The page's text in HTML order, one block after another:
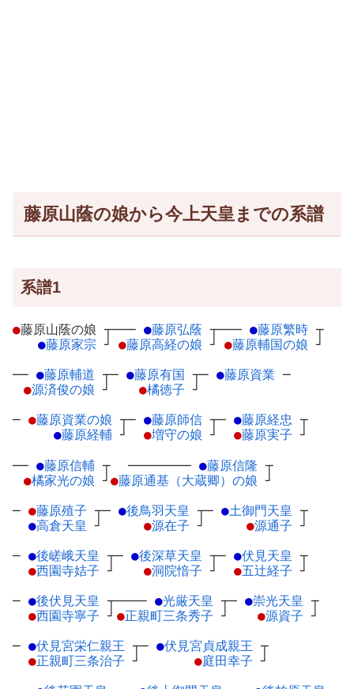
藤原山蔭の娘から今上天皇までの系譜
系譜1
●藤原山蔭の娘 ┬
●藤原家宗 ┘
─── ●藤原弘蔭 ┬
●藤原高経の娘 ┘
─── ●藤原繁時 ┬
●藤原輔国の娘 ┘
── ●藤原輔道 ┬
●源済俊の娘 ┘
─ ●藤原有国 ┬
●橘徳子 ┘
─ ●藤原資業 ─
─ ●藤原資業の娘 ┬
●藤原経輔 ┘
─ ●藤原師信 ┬
●増守の娘 ┘
─ ●藤原経忠 ┬
●藤原実子 ┘
── ●藤原信輔 ┬
●橘家光の娘 ┘
──────── ●藤原信隆 ┬
●藤原通基（大蔵卿）の娘 ┘
─ ●藤原殖子 ┬
●高倉天皇 ┘
─ ●後鳥羽天皇 ┬
●源在子 ┘
─ ●土御門天皇 ┬
●源通子 ┘
─ ●後嵯峨天皇 ┬
●西園寺姞子 ┘
─ ●後深草天皇 ┬
●洞院愔子 ┘
─ ●伏見天皇 ┬
●五辻経子 ┘
─ ●後伏見天皇 ┬
●西園寺寧子 ┘
──── ●光厳天皇 ┬
●正親町三条秀子 ┘
─ ●崇光天皇 ┬
●源資子 ┘
─ ●伏見宮栄仁親王 ┬
●正親町三条治子 ┘
─ ●伏見宮貞成親王 ┬
●庭田幸子 ┘